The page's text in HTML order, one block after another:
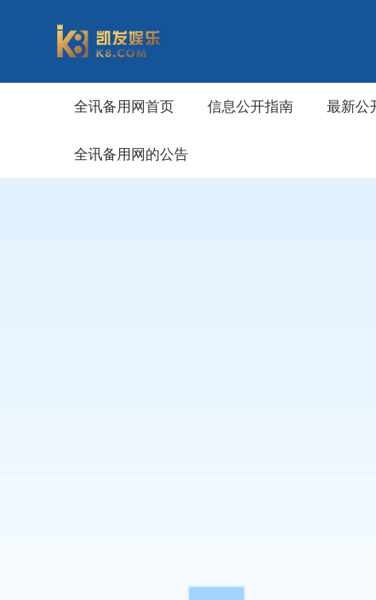
全讯备用网首页 信息公开指南 最新公
全讯备用网的公告